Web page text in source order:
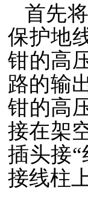
首先
保护地
钳的高
路的输
钳的高
接在架
插头接
接线柱